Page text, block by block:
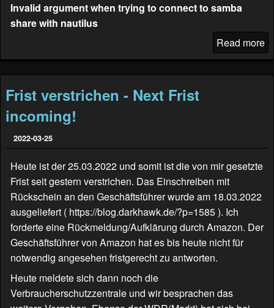
Invalid argument when trying to connect to samba
share with nautilus
Read more
Frist verstrichen - Next Frist
incoming!
2022-03-25
Heute ist der 25.03.2022 und somit ist die von mir gesetzte
Frist seit gestern verstrichen. Das Einschreiben mit
Rückschein an den Geschäftsführer wurde am 18.03.2022
ausgeliefert ( https://blog.darkhawk.de/?p=1585). Ich
forderte eine Rückmeldung/Aufklärung durch Amazon. Der
Geschäftsführer von Amazon hat es bis heute nicht für
notwendig angesehen fristgerecht zu antworten.
Heute meldete sich dann noch die
Verbraucherschutzzentrale und wir besprachen das